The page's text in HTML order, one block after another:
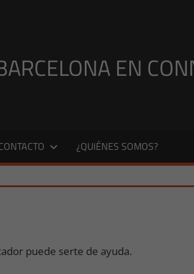
EN
¿QUIÉNES SOMOS?
puede serte de ayuda.